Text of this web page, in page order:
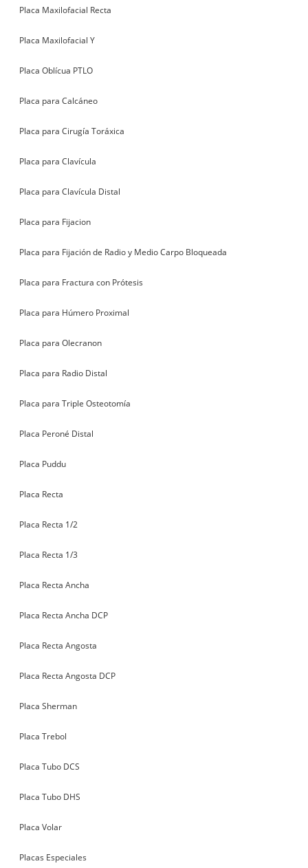
Placa Maxilofacial Recta
Placa Maxilofacial Y
Placa Oblícua PTLO
Placa para Calcáneo
Placa para Cirugía Toráxica
Placa para Clavícula
Placa para Clavícula Distal
Placa para Fijacion
Placa para Fijación de Radio y Medio Carpo Bloqueada
Placa para Fractura con Prótesis
Placa para Húmero Proximal
Placa para Olecranon
Placa para Radio Distal
Placa para Triple Osteotomía
Placa Peroné Distal
Placa Puddu
Placa Recta
Placa Recta 1/2
Placa Recta 1/3
Placa Recta Ancha
Placa Recta Ancha DCP
Placa Recta Angosta
Placa Recta Angosta DCP
Placa Sherman
Placa Trebol
Placa Tubo DCS
Placa Tubo DHS
Placa Volar
Placas Especiales